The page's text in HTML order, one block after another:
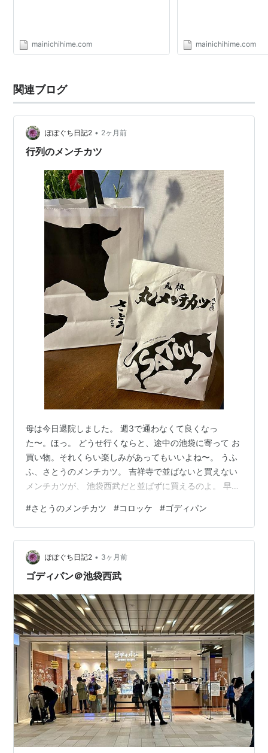
mainichihime.com mainichihime.com
関連ブログ
ぽぽぐち日記2 • 2ヶ月前
行列のメンチカツ
母は今日退院しました。 週3で通わなくて良くなっ
た〜。ほっ。 どうせ行くならと、途中の池袋に寄って お
買い物。それくらい楽しみがあってもいいよね〜。 うふ
ふ、さとうのメンチカツ。 吉祥寺で並ばないと買えない
メンチカツが、 池袋西武だと並ばずに買えるのよ。 早速
最近、スーパーの半額お惣菜ばっかりだったけど、 これ
は別物〜。全然脂っこくなくていくらでも食べられそ
う。 へー、人気も頷けます。 一緒に買った煮豚も美味し
かったです。 デジャヴじゃないよ〜。 これは後日購入の
コロッケ。 これもおいもの味が程よく美味しかったで
#さとうのメンチカツ #コロッケ #ゴディパン
ぽぽぐち日記2 • 3ヶ月前
ゴディパン＠池袋西武